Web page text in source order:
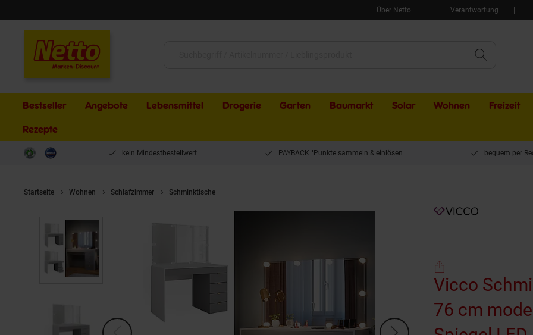
Über Netto Verantwortung
Bestseller Angebote Lebensmittel Drogerie Garten Baumarkt Solar Wohnen
Freizeit
Rezepte
kein Mindestbestellwert PAYBACK °Punkte sammeln & einlösen bequem per
Startseite Wohnen Schlafzimmer Schminktische
Vicco
76 cm